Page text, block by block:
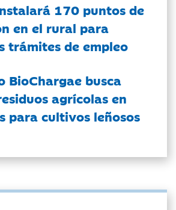
170 puntos de
en el rural para
trámites de empleo
BioChargae busca
agrícolas en
para cultivos leñosos